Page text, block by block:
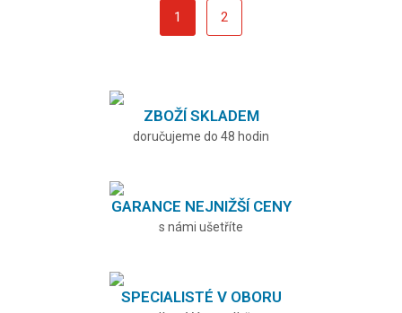
1 2
ZBOŽÍ SKLADEM
doručujeme do 48 hodin
GARANCE NEJNIŽŠÍ CENY
s námi ušetříte
SPECIALISTÉ V OBORU